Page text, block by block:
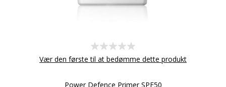
Vær den første til at bedømme dette produkt
Power Defence Primer SPF50